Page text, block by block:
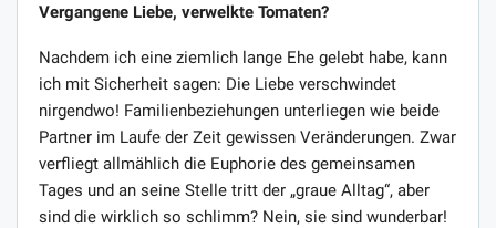
Vergangene Liebe, verwelkte Tomaten?
Nachdem ich eine ziemlich lange Ehe gelebt habe, kann
ich mit Sicherheit sagen: Die Liebe verschwindet
nirgendwo! Familienbeziehungen unterliegen wie beide
Partner im Laufe der Zeit gewissen Veränderungen. Zwar
verfliegt allmählich die Euphorie des gemeinsamen
Tages und an seine Stelle tritt der „graue Alltag“, aber
sind die wirklich so schlimm? Nein, sie sind wunderbar!